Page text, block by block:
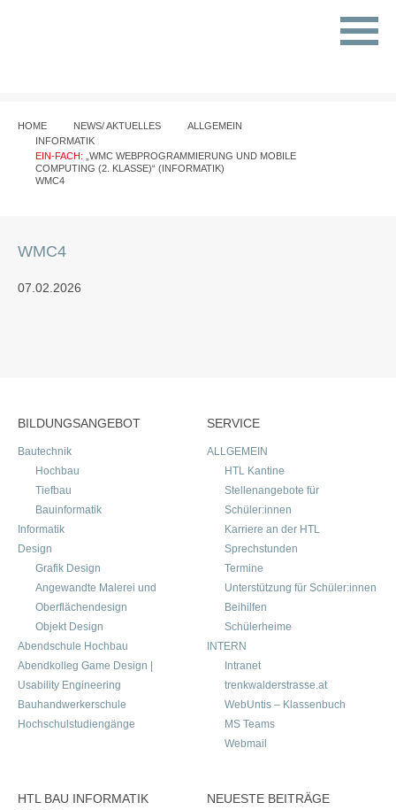
HOME NEWS/ AKTUELLES
ALLGEMEIN
INFORMATIK
EIN-FACH:
„WMC WEBPROGRAMMIERUNG UND MOBILE
COMPUTING (2. KLASSE)“ (INFORMATIK)
WMC4
WMC4
07.02.2026
BILDUNGSANGEBOT
Bautechnik
Hochbau
Tiefbau
Bauinformatik
Informatik
Design
Grafik Design
Angewandte Malerei und
Oberflächendesign
Objekt Design
Abendschule Hochbau
Abendkolleg Game Design |
Usability Engineering
Bauhandwerkerschule
Hochschulstudiengänge
SERVICE
ALLGEMEIN
HTL Kantine
Stellenangebote für
Schüler:innen
Karriere an der HTL
Sprechstunden
Termine
Unterstützung für Schüler:innen
Beihilfen
Schülerheime
INTERN
Intranet
trenkwalderstrasse.at
WebUntis – Klassenbuch
MS Teams
Webmail
HTL BAU INFORMATIK
NEUESTE BEITRÄGE